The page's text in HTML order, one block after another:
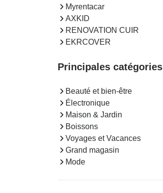
Myrentacar
AXKID
RENOVATION CUIR
EKRCOVER
Principales catégories
Beauté et bien-être
Électronique
Maison & Jardin
Boissons
Voyages et Vacances
Grand magasin
Mode